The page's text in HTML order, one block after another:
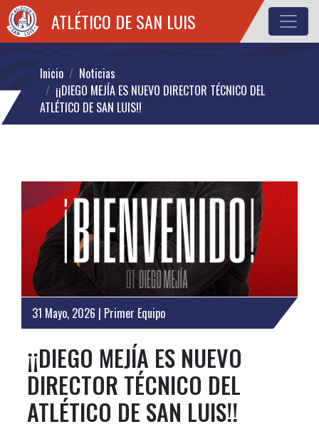
ATLÉTICO DE SAN LUIS
Inicio
Noticias
¡¡DIEGO MEJÍA ES NUEVO DIRECTOR TÉCNICO DEL
ATLÉTICO DE SAN LUIS!!
31 Mayo, 2026 | Primer Equipo
¡¡DIEGO MEJÍA ES NUEVO
DIRECTOR TÉCNICO DEL
ATLÉTICO DE SAN LUIS!!